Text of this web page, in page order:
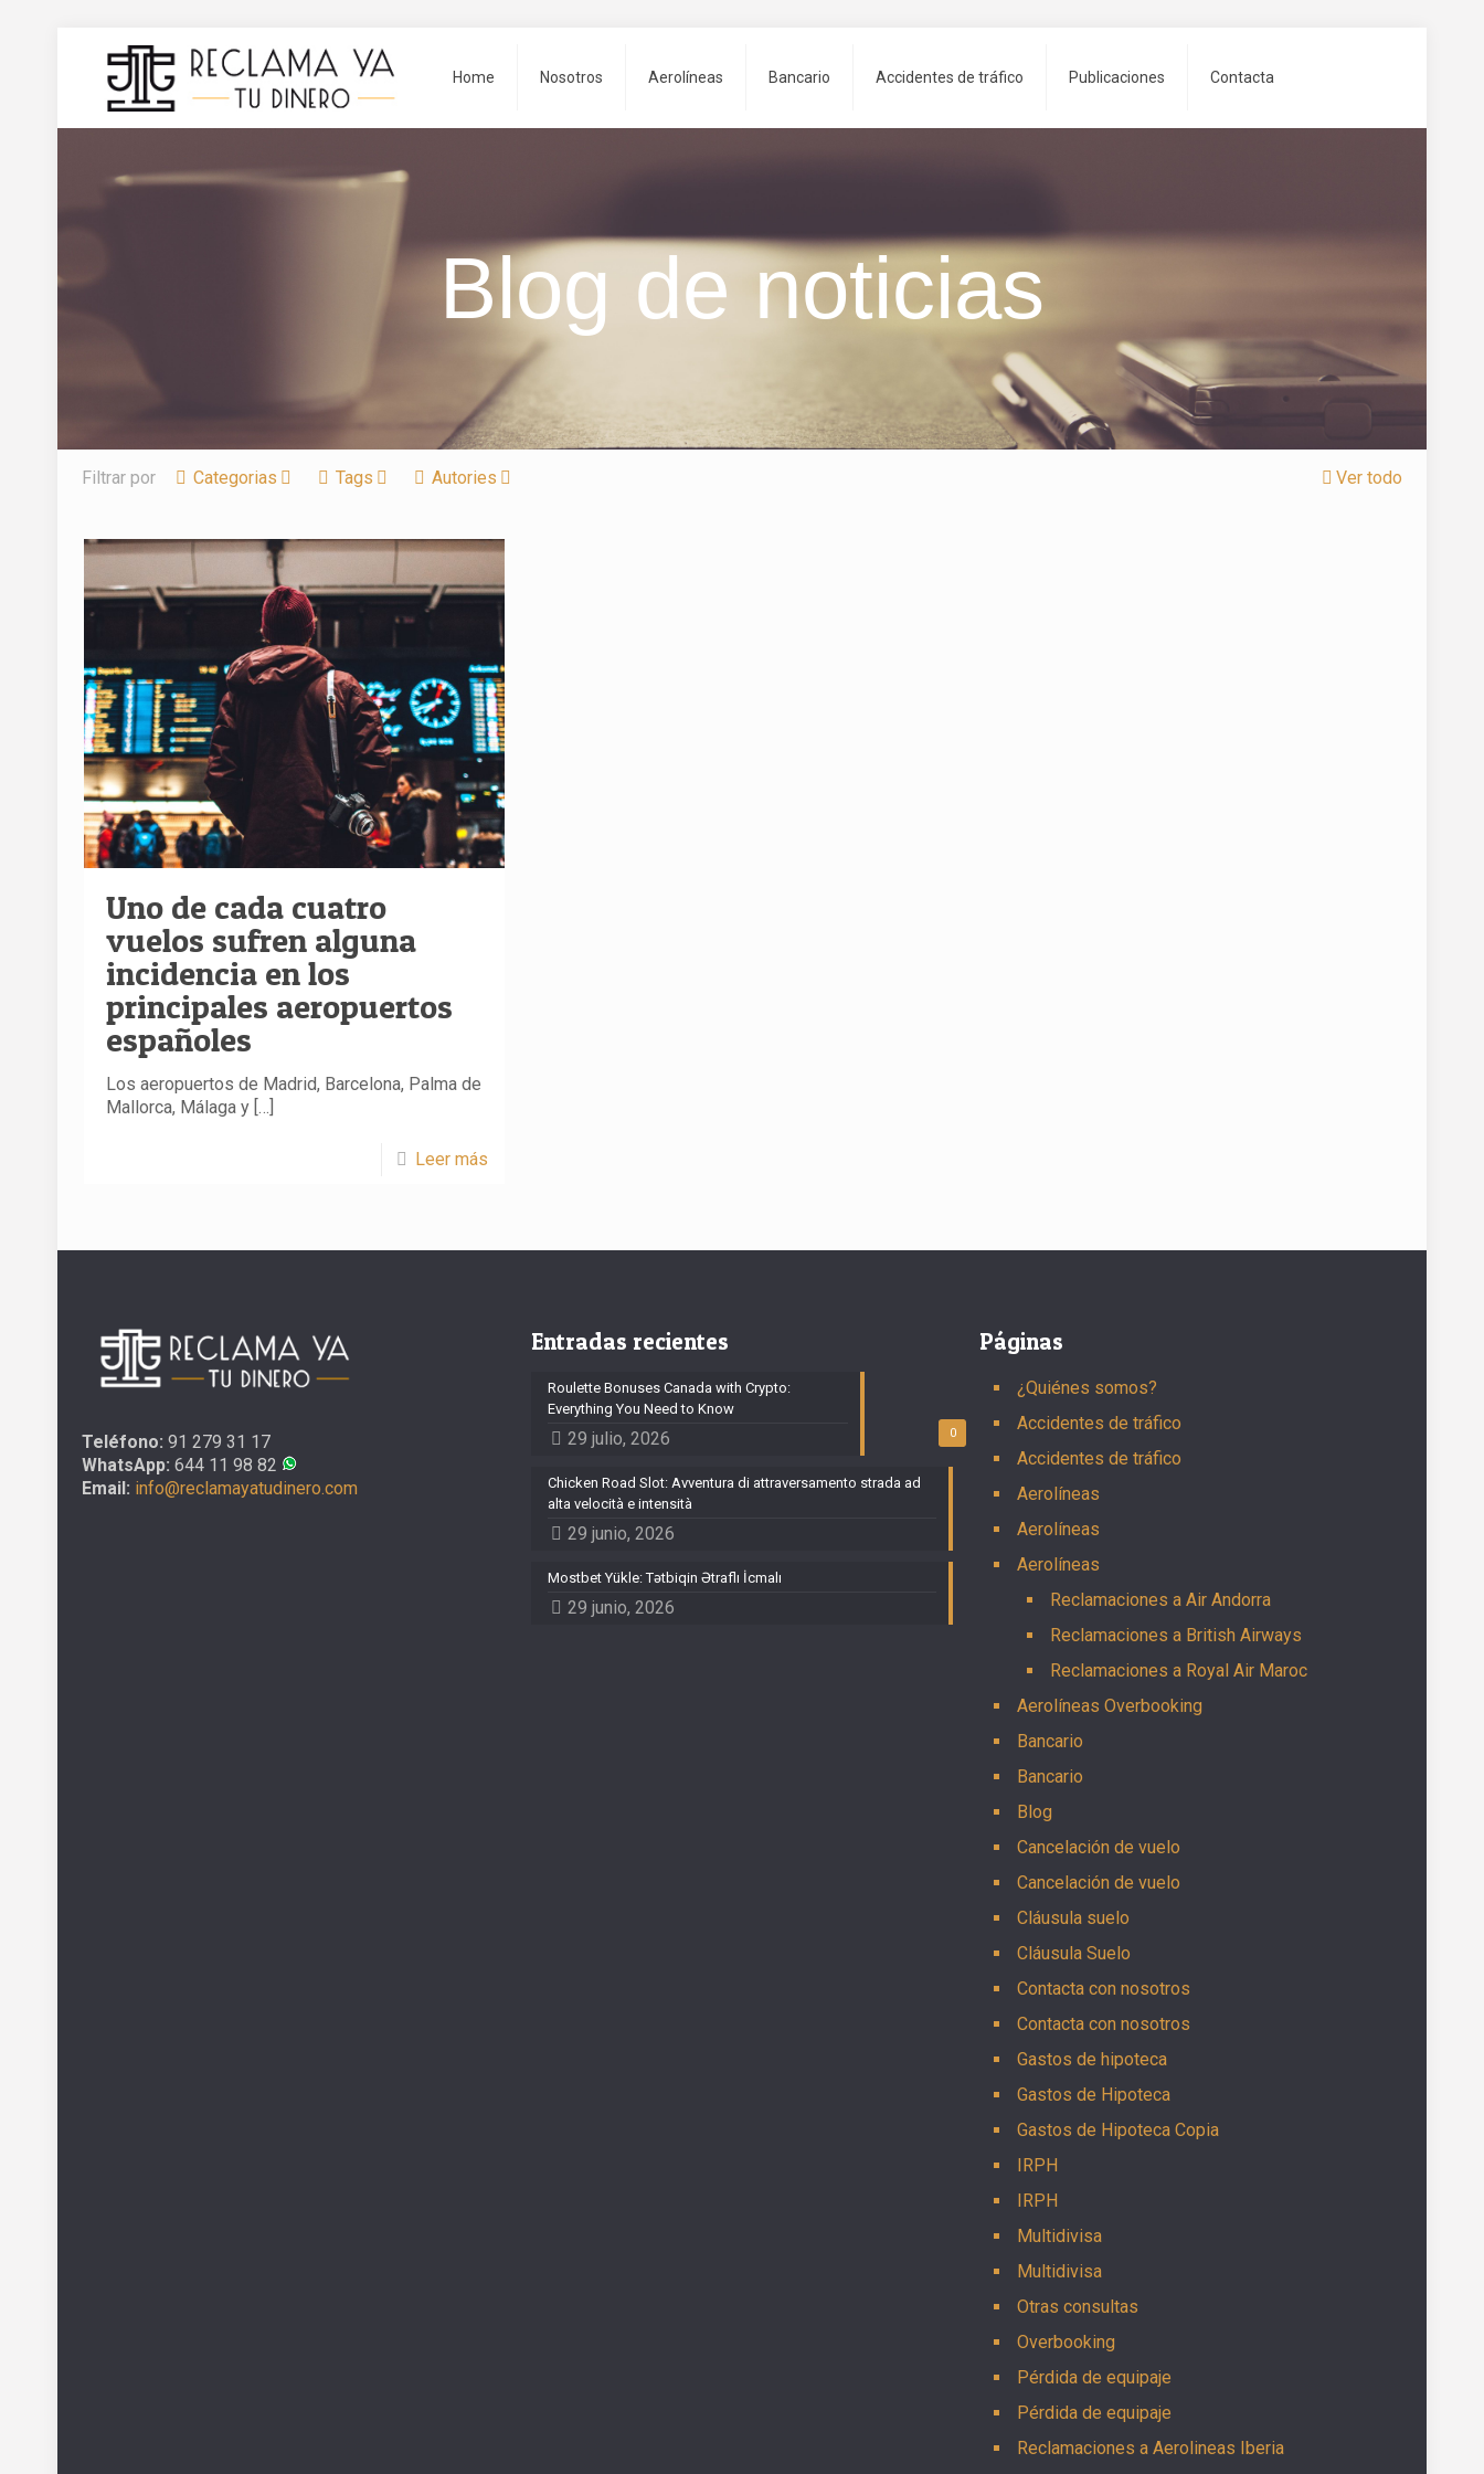
Home Nosotros Aerolíneas Bancario Accidentes de tráfico Publicaciones Contacta
Blog de noticias
Filtrar por Categorias Tags Autories Ver todo
Uno de cada cuatro
vuelos sufren alguna
incidencia en los
principales aeropuertos
españoles
Los aeropuertos de Madrid, Barcelona, Palma de
Mallorca, Málaga y […]
Leer más
Teléfono: 91 279 31 17
WhatsApp: 644 11 98 82
Email: info@reclamayatudinero.com
Entradas recientes
0
Roulette Bonuses Canada with Crypto:
Everything You Need to Know
29 julio, 2026
Chicken Road Slot: Avventura di attraversamento strada ad
alta velocità e intensità
29 junio, 2026
Mostbet Yükle: Tətbiqin Ətraflı İcmalı
29 junio, 2026
Páginas
¿Quiénes somos?
Accidentes de tráfico
Accidentes de tráfico
Aerolíneas
Aerolíneas
Aerolíneas
Reclamaciones a Air Andorra
Reclamaciones a British Airways
Reclamaciones a Royal Air Maroc
Aerolíneas Overbooking
Bancario
Bancario
Blog
Cancelación de vuelo
Cancelación de vuelo
Cláusula suelo
Cláusula Suelo
Contacta con nosotros
Contacta con nosotros
Gastos de hipoteca
Gastos de Hipoteca
Gastos de Hipoteca Copia
IRPH
IRPH
Multidivisa
Multidivisa
Otras consultas
Overbooking
Pérdida de equipaje
Pérdida de equipaje
Reclamaciones a Aerolineas Iberia